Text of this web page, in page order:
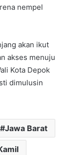
nempel
akan ikut
akses menuju
Kota Depok
dimulusin
Jawa Barat